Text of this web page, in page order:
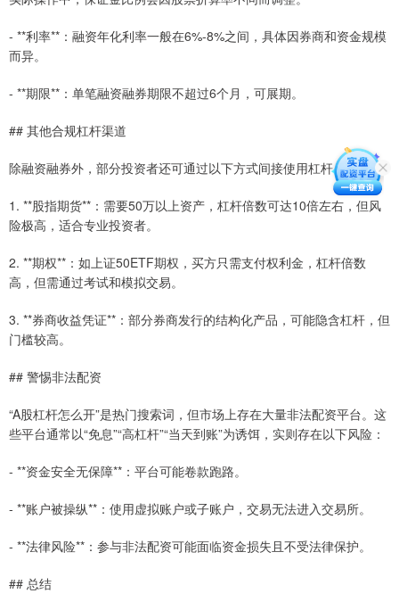
- **利率**：融资年化利率一般在6%-8%之间，具体因券商和资金规模
而异。
- **期限**：单笔融资融券期限不超过6个月，可展期。
## 其他合规杠杆渠道
除融资融券外，部分投资者还可通过以下方式间接使用杠杆：
1. **股指期货**：需要50万以上资产，杠杆倍数可达10倍左右，但风
险极高，适合专业投资者。
2. **期权**：如上证50ETF期权，买方只需支付权利金，杠杆倍数
高，但需通过考试和模拟交易。
3. **券商收益凭证**：部分券商发行的结构化产品，可能隐含杠杆，但
门槛较高。
## 警惕非法配资
“A股杠杆怎么开”是热门搜索词，但市场上存在大量非法配资平台。这
些平台通常以“免息”“高杠杆”“当天到账”为诱饵，实则存在以下风险：
- **资金安全无保障**：平台可能卷款跑路。
- **账户被操纵**：使用虚拟账户或子账户，交易无法进入交易所。
- **法律风险**：参与非法配资可能面临资金损失且不受法律保护。
## 总结